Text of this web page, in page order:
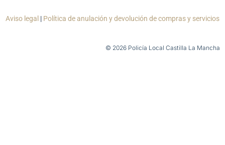
Aviso legal | Política de anulación y devolución de compras y servicios
© 2026 Policía Local Castilla La Mancha